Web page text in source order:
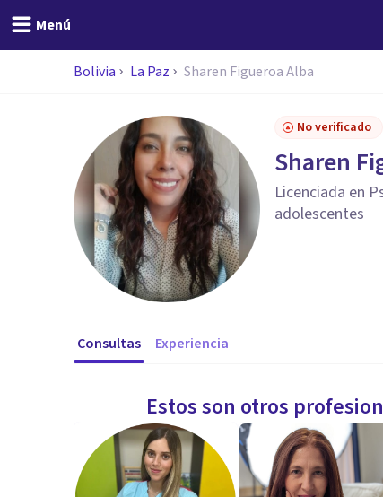
Menú
Bolivia La Paz Sharen Figueroa Alba
No verificado
Sharen
Licenciada en
adolescentes
Consultas Experiencia
Estos son otros